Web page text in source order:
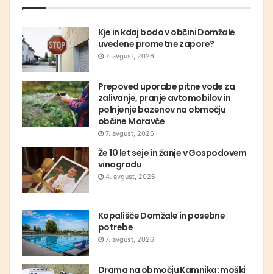
Kje in kdaj bodo v občini Domžale
uvedene prometne zapore?
7. avgust, 2026
Prepoved uporabe pitne vode za
zalivanje, pranje avtomobilov in
polnjenje bazenov na območju
občine Moravče
7. avgust, 2026
Že 10 let seje in žanje v Gospodovem
vinogradu
4. avgust, 2026
Kopališče Domžale in posebne
potrebe
7. avgust, 2026
Drama na območju Kamnika: moški